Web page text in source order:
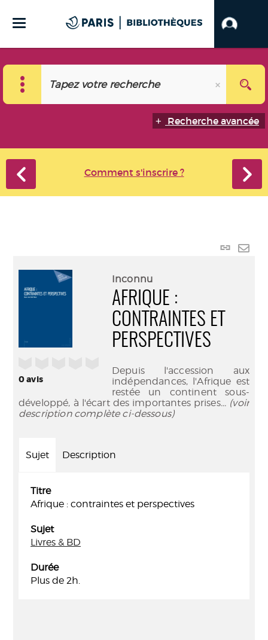
Recherche avancée
Comment s'inscrire ?
Lien
0avis
Inconnu
AFRIQUE :
CONTRAINTES ET
PERSPECTIVES
Depuis l'accession aux
indépendances, l'Afrique est
restée un continent sous-
développé, à l'écart des importantes prises... (voir
description complète ci-dessous)
Sujet Description
Titre
Afrique : contraintes et perspectives
Sujet
Livres & BD
Durée
Plus de 2h.